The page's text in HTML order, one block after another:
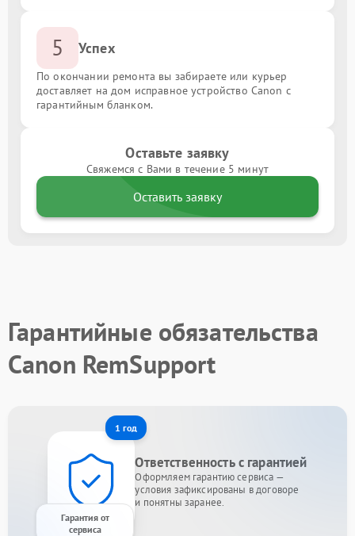
5 Успех
По окончании ремонта вы забираете или курьер
доставляет на дом исправное устройство Canon с
гарантийным бланком.
Оставьте заявку
Свяжемся с Вами в течение 5 минут
Оставить заявку
Гарантийные обязательства
Canon RemSupport
1 год
Гарантия от
сервиса
Ответственность с гарантией
Оформляем гарантию сервиса —
условия зафиксированы в договоре
и понятны заранее.